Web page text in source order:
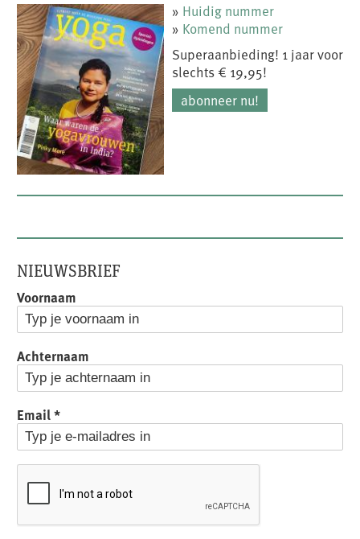
» Huidig nummer
» Komend nummer
Superaanbieding! 1 jaar voor
slechts € 19,95!
abonneer nu!
NIEUWSBRIEF
Voornaam
Achternaam
Email*